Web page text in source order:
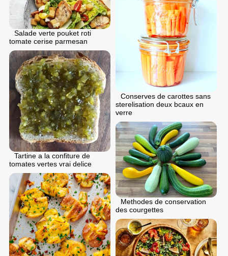
Salade verte pouket roti
tomate cerise parmesan
Conserves de carottes sans
sterelisation deux bcaux en
verre
Tartine a la confiture de
tomates vertes vrai delice
Methodes de conservation
des courgettes